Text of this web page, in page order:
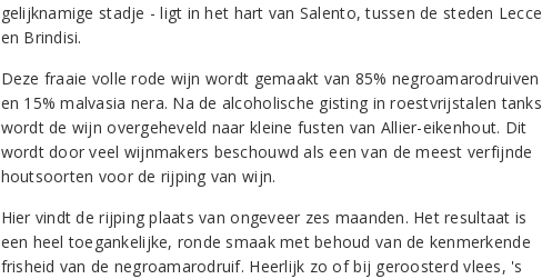
gelijknamige stadje - ligt in het hart van Salento, tussen de steden Lecce
en Brindisi.
Deze fraaie volle rode wijn wordt gemaakt van 85% negroamarodruiven
en 15% malvasia nera. Na de alcoholische gisting in roestvrijstalen tanks
wordt de wijn overgeheveld naar kleine fusten van Allier-eikenhout. Dit
wordt door veel wijnmakers beschouwd als een van de meest verfijnde
houtsoorten voor de rijping van wijn.
Hier vindt de rijping plaats van ongeveer zes maanden. Het resultaat is
een heel toegankelijke, ronde smaak met behoud van de kenmerkende
frisheid van de negroamarodruif. Heerlijk zo of bij geroosterd vlees, 's